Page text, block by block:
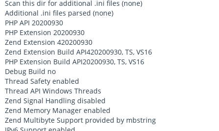
Scan this dir for additional .ini files (none)
Additional .ini files parsed (none)
PHP API 20200930
PHP Extension 20200930
Zend Extension 420200930
Zend Extension Build API420200930, TS, VS16
PHP Extension Build API20200930, TS, VS16
Debug Build no
Thread Safety enabled
Thread API Windows Threads
Zend Signal Handling disabled
Zend Memory Manager enabled
Zend Multibyte Support provided by mbstring